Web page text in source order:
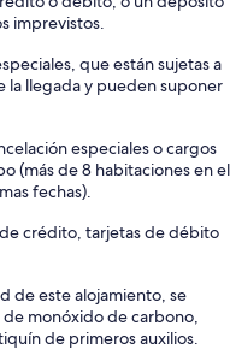
imprevistos.
que están sujetas a
llegada y pueden suponer
especiales o cargos
(más de 8 habitaciones en el
fechas).
crédito, tarjetas de débito
de este alojamiento, se
monóxido de carbono,
de primeros auxilios.